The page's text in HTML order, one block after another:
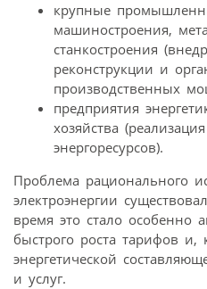
крупные
машиностроения,
станкостроения
реконструкции и
производственных
предприятия
хозяйства
энергоресурсов).
Проблема рационального
электроэнергии
время это стало особенно
быстрого роста тарифов и,
энергетической
и услуг.